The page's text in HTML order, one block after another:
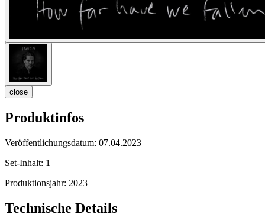
close
Produktinfos
Veröffentlichungsdatum: 07.04.2023
Set-Inhalt: 1
Produktionsjahr: 2023
Technische Details